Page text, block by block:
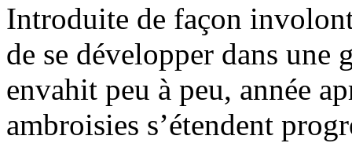
Introduite de façon
de se développer dans
envahit peu à peu, année
ambroisies s’étendent